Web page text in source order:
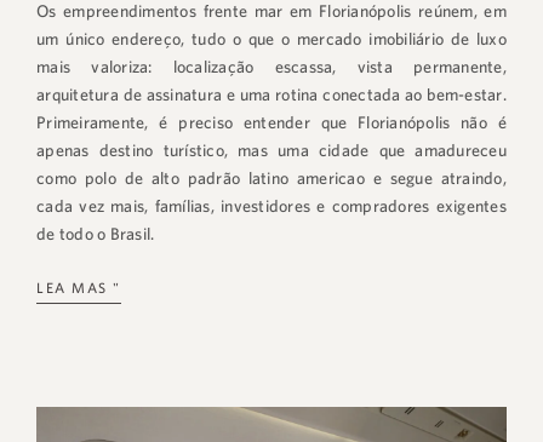
Os empreendimentos frente mar em Florianópolis reúnem, em
um único endereço, tudo o que o mercado imobiliário de luxo
mais valoriza: localização escassa, vista permanente,
arquitetura de assinatura e uma rotina conectada ao bem-estar.
Primeiramente, é preciso entender que Florianópolis não é
apenas destino turístico, mas uma cidade que amadureceu
como polo de alto padrão latino americao e segue atraindo,
cada vez mais, famílias, investidores e compradores exigentes
de todo o Brasil.
LEA MAS "